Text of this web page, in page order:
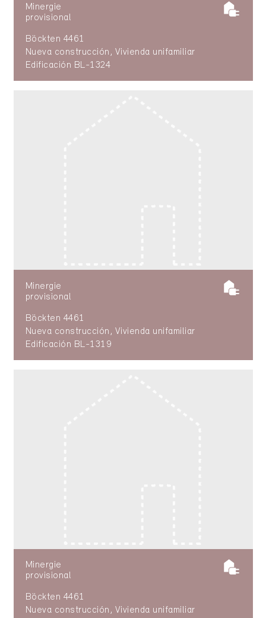
Minergie
provisional
Böckten 4461
Nueva construcción, Vivienda unifamiliar
Edificación BL-1324
Minergie
provisional
Böckten 4461
Nueva construcción, Vivienda unifamiliar
Edificación BL-1319
Minergie
provisional
Böckten 4461
Nueva construcción, Vivienda unifamiliar